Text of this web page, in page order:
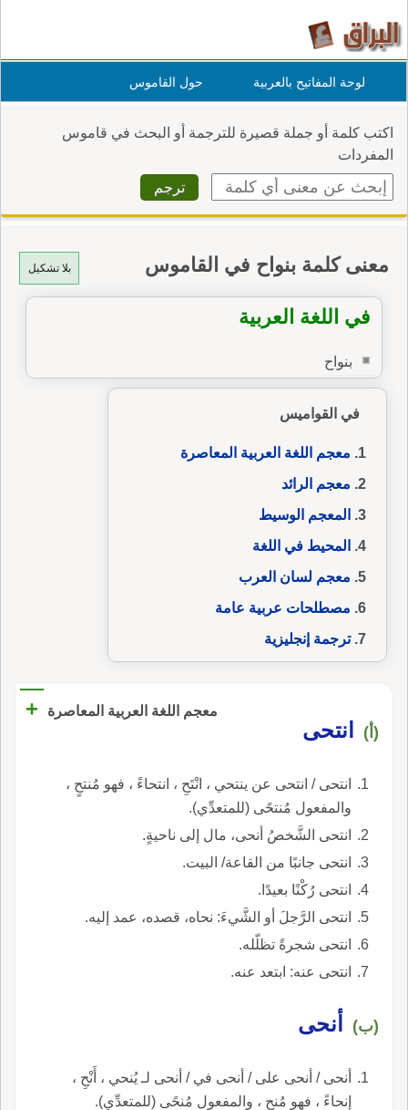
لوحة المفاتيح بالعربية حول القاموس
اكتب كلمة أو جملة قصيرة للترجمة أو البحث في قاموس
المفردات
بلا تشكيل معنى كلمة بنواح في القاموس
في اللغة العربية
بنواح
في القواميس
معجم اللغة العربية المعاصرة
معجم الرائد
المعجم الوسيط
المحيط في اللغة
معجم لسان العرب
مصطلحات عربية عامة
ترجمة إنجليزية
معجم اللغة العربية المعاصرة +
(أ) انتحى
انتحى / انتحى عن ينتحي ، انْتَحِ ، انتحاءً ، فهو مُنتحٍ ،
والمفعول مُنتحًى (للمتعدِّي).
انتحى الشَّخصُ أنحى، مال إلى ناحيةٍ.
انتحى جانبًا من القاعة/ البيت.
انتحى رُكْنًا بعيدًا.
انتحى الرَّجلَ أو الشَّيءَ: نحاه، قصده، عمد إليه.
انتحى شجرةً تظلّله.
انتحى عنه: ابتعد عنه.
(ب) أنحى
أنحى / أنحى على / أنحى في / أنحى لـ يُنحي ، أَنْحِ ،
إنحاءً ، فهو مُنحٍ ، والمفعول مُنحًى (للمتعدِّي).